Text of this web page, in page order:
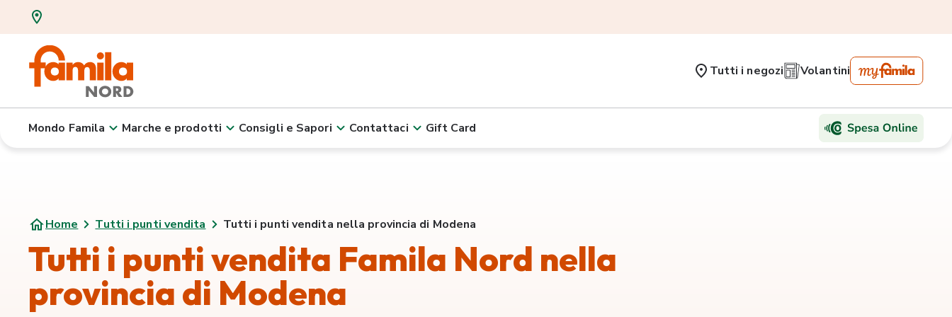
Tutti i negozi Volantini
Mondo Famila Marche e prodotti Consigli e Sapori Contattaci Gift Card
Home Tutti i punti vendita Tutti i punti vendita nella provincia di Modena
Tutti i punti vendita Famila Nord nella
provincia di Modena